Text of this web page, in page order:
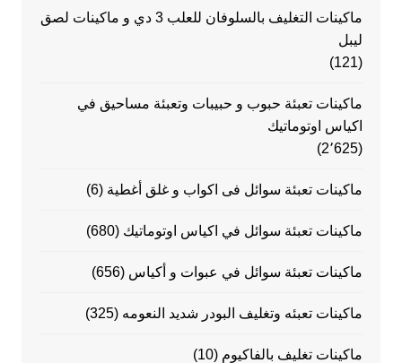
ماكينات التغليف بالسلوفان للعلب 3 دي و ماكينات لصق
ليبل
(121)
ماكينات تعبئة حبوب و حبيبات وتعبئة مساحيق في
اكياس اوتوماتيك
(2٬625)
ماكينات تعبئة سوائل فى اكواب و غلق أغطية (6)
ماكينات تعبئة سوائل في اكياس اوتوماتيك (680)
ماكينات تعبئة سوائل في عبوات و أكياس (656)
ماكينات تعبئه وتغليف البودر شديد النعومه (325)
ماكينات تغليف بالفاكيوم (10)